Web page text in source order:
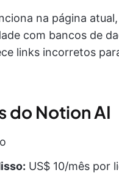
na página
com bancos de
links incorretos
do Notion AI
US$ 10/mês por